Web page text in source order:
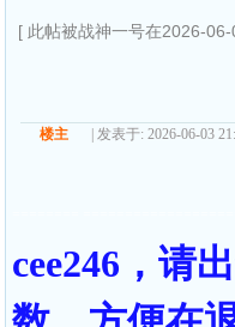
[ 此帖被战神一号在2026-
楼主 | 发表于: 2026-06-03
cee246，请